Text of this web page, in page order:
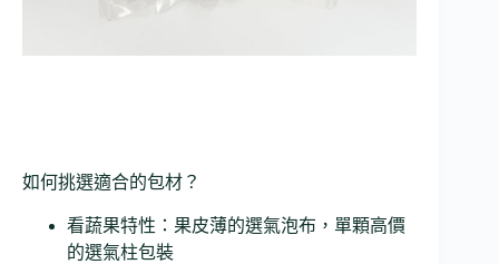
如何挑選適合的包材？
看蔬果特性：果皮薄的選氣泡布，單顆高價
的選氣柱包裝